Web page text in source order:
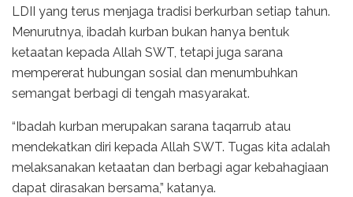
LDII yang terus menjaga tradisi berkurban setiap tahun.
Menurutnya, ibadah kurban bukan hanya bentuk
ketaatan kepada Allah SWT, tetapi juga sarana
mempererat hubungan sosial dan menumbuhkan
semangat berbagi di tengah masyarakat.
“Ibadah kurban merupakan sarana taqarrub atau
mendekatkan diri kepada Allah SWT. Tugas kita adalah
melaksanakan ketaatan dan berbagi agar kebahagiaan
dapat dirasakan bersama,” katanya.